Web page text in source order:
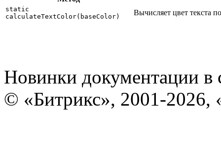
static
calculateTextColor(baseColor)
Вычисляет цвет текста
Новинки документации в
© «Битрикс», 2001-2026,